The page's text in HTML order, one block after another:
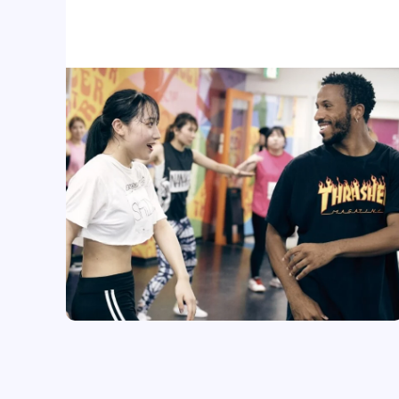
就職・デビュー
入学案内
スクールライフ
訪問者別